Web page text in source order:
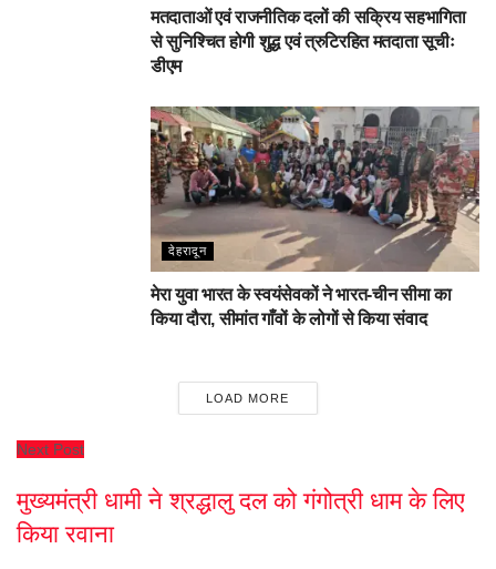
मतदाताओं एवं राजनीतिक दलों की सक्रिय सहभागिता
से सुनिश्चित होगी शुद्ध एवं त्रुटिरहित मतदाता सूचीः
डीएम
देहरादून
मेरा युवा भारत के स्वयंसेवकों ने भारत-चीन सीमा का
किया दौरा, सीमांत गाँवों के लोगों से किया संवाद
LOAD MORE
Next Post
मुख्यमंत्री धामी ने श्रद्धालु दल को गंगोत्री धाम के लिए
किया रवाना